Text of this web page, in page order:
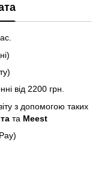
від 2200 грн.
з допомогою таких
та Meest